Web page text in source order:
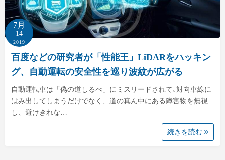
7月
14
2019
百度などの研究者が「性能王」LiDARをハッキン
グ、自動運転の安全性を巡り波紋が広がる
自動運転車は「偽の道しるべ」にミスリードされて､対向車線に
はみ出してしまうだけでなく、道の真ん中にある障害物を無視
し、避けきれな…
続きを読む